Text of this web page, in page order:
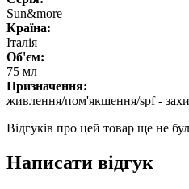
Sun&more
Країна:
Італія
Об'єм:
75 мл
Призначення:
живлення/пом'якшення/spf -
Відгуків про цей товар ще не
Написати відгук